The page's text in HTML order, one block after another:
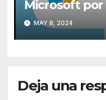
Microsoft
expulsarlas
MAY 8, 2024
Deja una